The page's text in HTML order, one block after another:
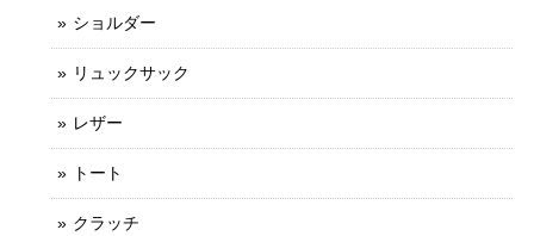
ショルダー
リュックサック
レザー
トート
クラッチ